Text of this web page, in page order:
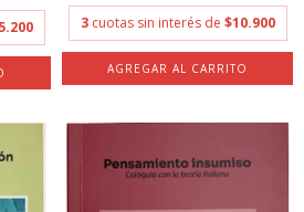
3 cuotas sin interés de $10.900